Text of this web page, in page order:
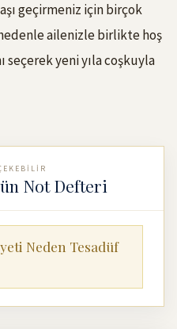
geçirmeniz için birçok
ailenizle birlikte hoş
yeni yıla coşkuyla
Not Defteri
Neden Tesadüf